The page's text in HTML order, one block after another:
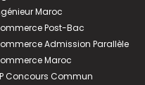
tout au long
:
Maroc
Post-Bac
Admission Parallèle
Maroc
Concours Commun